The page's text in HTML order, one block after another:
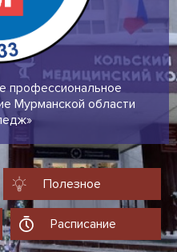
профессиональное
Мурманской области
Полезное
Расписание